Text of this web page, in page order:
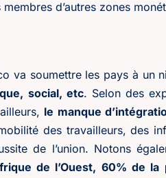
d’autres zones
va soumettre les pays à
social, etc. Selon des
le manque
des travailleurs, des
de l’union. Notons
de l’Ouest, 60% de